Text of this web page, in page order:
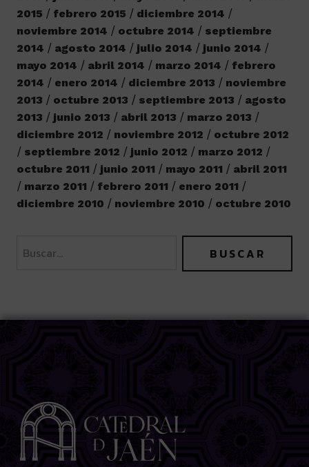
2015
febrero 2015
diciembre 2014
noviembre 2014
octubre 2014
septiembre
2014
agosto 2014 julio 2014
junio 2014
mayo 2014
abril 2014 marzo 2014
febrero
2014
enero 2014 diciembre 2013
noviembre
2013
octubre 2013 septiembre 2013
agosto
2013
junio 2013 abril 2013
marzo 2013
diciembre 2012
noviembre 2012
octubre 2012
septiembre 2012
junio 2012
marzo 2012
octubre 2011
junio 2011 mayo 2011
abril 2011
marzo 2011
febrero 2011
enero 2011
diciembre 2010
noviembre 2010 octubre 2010